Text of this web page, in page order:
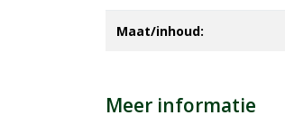
Maat/inhoud:
Meer informatie